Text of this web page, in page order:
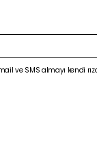
ve SMS almayı kendi